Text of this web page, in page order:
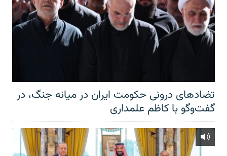
تضادهای درونی حکومت ایران در میانه جنگ، در
گفت‌‌وگو با کاظم علمداری